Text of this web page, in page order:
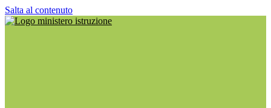
Salta al contenuto